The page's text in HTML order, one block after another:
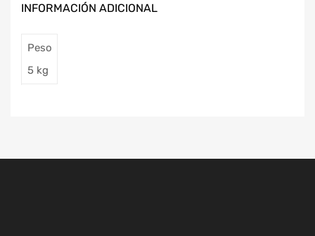
INFORMACIÓN ADICIONAL
Peso
5 kg